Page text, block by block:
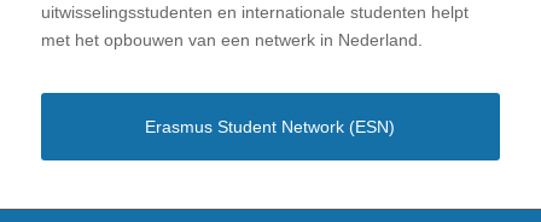
uitwisselingsstudenten en internationale studenten helpt
met het opbouwen van een netwerk in Nederland.
Erasmus Student Network (ESN)